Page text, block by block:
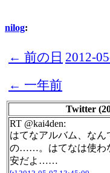
nilog:
← 前の日 2012-
← 一年前
Twitter
RT @kai4den:
はてなアルバム、なん
の……。はてなは使わ
安だよ……